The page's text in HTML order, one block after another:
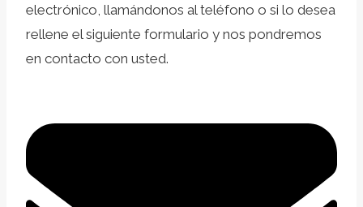
electrónico, llamándonos al teléfono o si lo desea
rellene el siguiente formulario y nos pondremos
en contacto con usted.